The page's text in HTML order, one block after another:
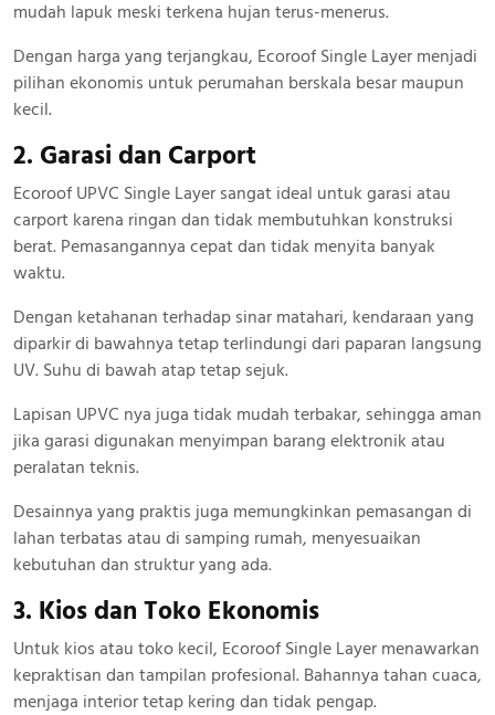
mudah lapuk meski terkena hujan terus-menerus.
Dengan harga yang terjangkau, Ecoroof Single Layer menjadi
pilihan ekonomis untuk perumahan berskala besar maupun
kecil.
2. Garasi dan Carport
Ecoroof UPVC Single Layer sangat ideal untuk garasi atau
carport karena ringan dan tidak membutuhkan konstruksi
berat. Pemasangannya cepat dan tidak menyita banyak
waktu.
Dengan ketahanan terhadap sinar matahari, kendaraan yang
diparkir di bawahnya tetap terlindungi dari paparan langsung
UV. Suhu di bawah atap tetap sejuk.
Lapisan UPVC nya juga tidak mudah terbakar, sehingga aman
jika garasi digunakan menyimpan barang elektronik atau
peralatan teknis.
Desainnya yang praktis juga memungkinkan pemasangan di
lahan terbatas atau di samping rumah, menyesuaikan
kebutuhan dan struktur yang ada.
3. Kios dan Toko Ekonomis
Untuk kios atau toko kecil, Ecoroof Single Layer menawarkan
kepraktisan dan tampilan profesional. Bahannya tahan cuaca,
menjaga interior tetap kering dan tidak pengap.